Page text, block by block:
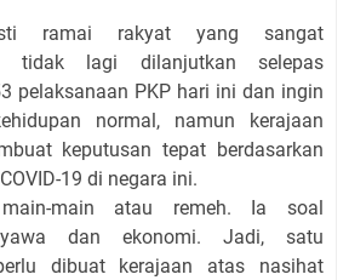
ramai rakyat yang sangat
tidak lagi dilanjutkan selepas
pelaksanaan PKP hari ini dan ingin
normal, namun kerajaan
keputusan tepat berdasarkan
19 di negara ini.
main atau remeh. Ia soal
dan ekonomi. Jadi, satu
dibuat kerajaan atas nasihat